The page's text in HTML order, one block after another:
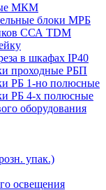
МКМ
блоки МРБ
ССА TDM
в шкафах IP40
проходные РБП
РБ 1-но полюсные
РБ 4-х полюсные
оборудования
упак.)
освещения